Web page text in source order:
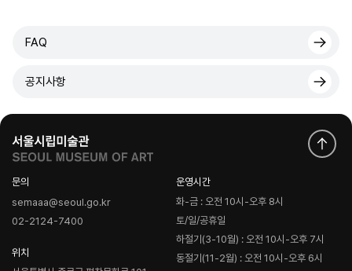
FAQ
공지사항
문의
semaaa@seoul.go.kr
02-2124-7400
위치
운영시간
화-금 : 오전 10시-오후 8시
토/일/공휴일
하절기(3-10월) : 오전 10시-오후 7시
동절기(11-2월) : 오전 10시-오후 6시